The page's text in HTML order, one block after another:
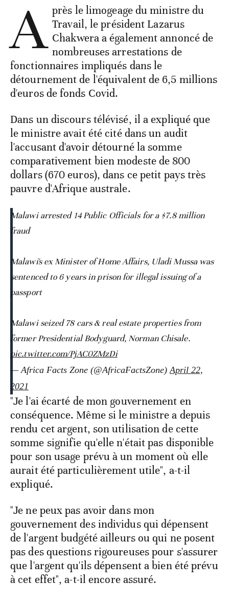
A près le limogeage du ministre du
Travail, le président Lazarus
Chakwera a également annoncé de
nombreuses arrestations de
fonctionnaires impliqués dans le
détournement de l'équivalent de 6,5 millions
d'euros de fonds Covid.
Dans un discours télévisé, il a expliqué que
le ministre avait été cité dans un audit
l'accusant d'avoir détourné la somme
comparativement bien modeste de 800
dollars (670 euros), dans ce petit pays très
pauvre d'Afrique australe.
Malawi arrested 14 Public Officials for a $7.8 million
fraud
Malawi's ex Minister of Home Affairs, Uladi Mussa was
sentenced to 6 years in prison for illegal issuing of a
passport
Malawi seized 78 cars & real estate properties from
former Presidential Bodyguard, Norman Chisale.
pic.twitter.com/PjAC0ZMzDi
— Africa Facts Zone (@AfricaFactsZone)April 22,
2021
"Je l'ai écarté de mon gouvernement en
conséquence. Même si le ministre a depuis
rendu cet argent, son utilisation de cette
somme signifie qu'elle n'était pas disponible
pour son usage prévu à un moment où elle
aurait été particulièrement utile", a-t-il
expliqué.
"Je ne peux pas avoir dans mon
gouvernement des individus qui dépensent
de l'argent budgété ailleurs ou qui ne posent
pas des questions rigoureuses pour s'assurer
que l'argent qu'ils dépensent a bien été prévu
à cet effet", a-t-il encore assuré.